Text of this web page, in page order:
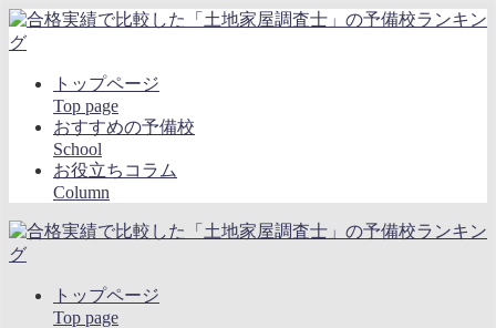
トップページ
Top page
おすすめの予備校
School
お役立ちコラム
Column
トップページ
Top page